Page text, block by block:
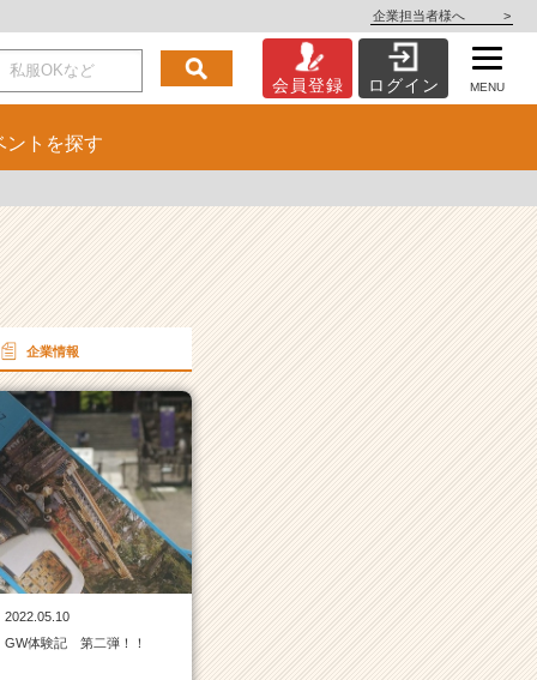
企業担当者様へ >
会員登録 ログイン MENU
ント を探す
企業情報
2022.05.10
GW体験記 第二弾！！